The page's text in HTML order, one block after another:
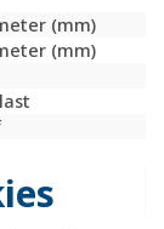
(mm)
(mm)
en